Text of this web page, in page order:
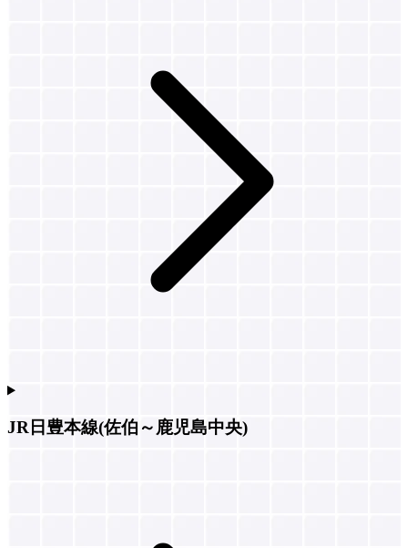
JR日豊本線(佐伯～鹿児島中央)